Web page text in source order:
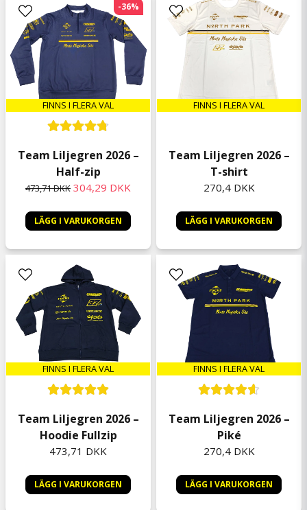
Leif
for 1 måned siden
Trevligt att synliggöra att man bidragit till
Cancerfonden.
FINNS I FLERA VAL
Team Liljegren 2026 –
Half-zip
473,71 DKK 304,29 DKK
LÄGG I VARUKORGEN
-36%
FINNS I FLERA VAL
Team Liljegren 2026 –
T-shirt
270,4 DKK
LÄGG I VARUKORGEN
FINNS I FLERA VAL
Team Liljegren 2026 –
Hoodie Fullzip
473,71 DKK
LÄGG I VARUKORGEN
FINNS I FLERA VAL
Team Liljegren 2026 –
Piké
270,4 DKK
LÄGG I VARUKORGEN